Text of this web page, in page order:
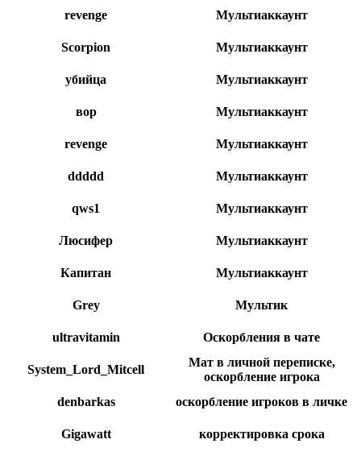
revenge Мультиаккаунт
Scorpion Мультиаккаунт
убийца Мультиаккаунт
вор Мультиаккаунт
revenge Мультиаккаунт
ddddd Мультиаккаунт
qws1 Мультиаккаунт
Люсифер Мультиаккаунт
Капитан Мультиаккаунт
Grey Мультик
ultravitamin Оскорбления в чате
System_Lord_Mitcell
Мат в личной переписке,
оскорбление игрока
denbarkas
оскорбление игроков в личке
Gigawatt корректировка срока